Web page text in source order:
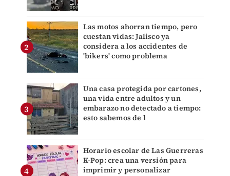
Las motos ahorran tiempo, pero
cuestan vidas: Jalisco ya
considera a los accidentes de
'bikers' como problema
Una casa protegida por cartones,
una vida entre adultos y un
embarazo no detectado a tiempo:
esto sabemos de l
Horario escolar de Las Guerreras
K-Pop: crea una versión para
imprimir y personalizar